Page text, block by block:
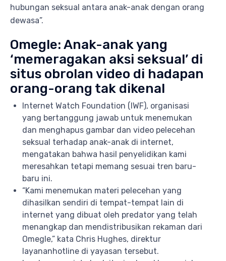
hubungan seksual antara anak-anak dengan orang
dewasa”.
Omegle: Anak-anak yang
‘memeragakan aksi seksual’ di
situs obrolan video di hadapan
orang-orang tak dikenal
Internet Watch Foundation (IWF), organisasi
yang bertanggung jawab untuk menemukan
dan menghapus gambar dan video pelecehan
seksual terhadap anak-anak di internet,
mengatakan bahwa hasil penyelidikan kami
meresahkan tetapi memang sesuai tren baru-
baru ini.
“Kami menemukan materi pelecehan yang
dihasilkan sendiri di tempat-tempat lain di
internet yang dibuat oleh predator yang telah
menangkap dan mendistribusikan rekaman dari
Omegle,” kata Chris Hughes, direktur
layananhotline di yayasan tersebut.